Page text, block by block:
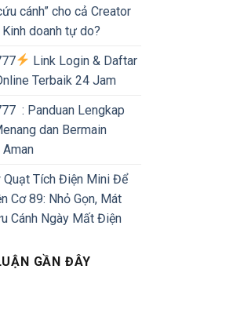
cánh” cho cả Creator
doanh tự do?
Link Login & Daftar
Terbaik 24 Jam
: Panduan Lengkap
dan Bermain
Quạt Tích Điện Mini Để
Cơ 89: Nhỏ Gọn, Mát
Cánh Ngày Mất Điện
GẦN ĐÂY